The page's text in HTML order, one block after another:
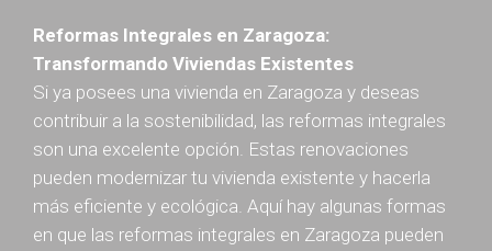
Reformas Integrales en Zaragoza:
Transformando Viviendas Existentes
Si ya posees una vivienda en Zaragoza y deseas
contribuir a la sostenibilidad, las reformas integrales
son una excelente opción. Estas renovaciones
pueden modernizar tu vivienda existente y hacerla
más eficiente y ecológica. Aquí hay algunas formas
en que las reformas integrales en Zaragoza pueden